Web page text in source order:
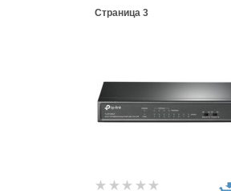
Страница 3